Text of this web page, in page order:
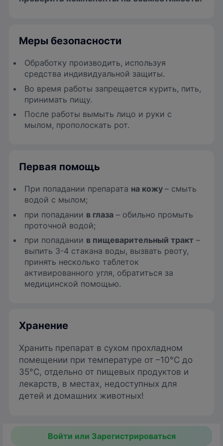
Меры безопасности
Обработку производить, используя
средства индивидуальной защиты.
Во время работы запрещается курить, пить,
принимать пищу.
После работы вымыть лицо и руки с
мылом, прополоскать рот.
Первая помощь
При попадании препарата на кожу– смыть
водой с мылом;
при попадании в глаза – обильно промыть
проточной водой;
при попадании в пищеварительный тракт –
выпить 3-4 стакана воды, вызвать рвоту,
принять несколько таблеток
активированного угля, обратиться за
медицинской помощью.
Хранение
Хранить препарат в сухом прохладном
помещении при температуре от –10°C до
35°C, отдельно от пищевых продуктов и
лекарств, в местах, недоступных для
детей и домашних животных!
Войти или Зарегистрироваться